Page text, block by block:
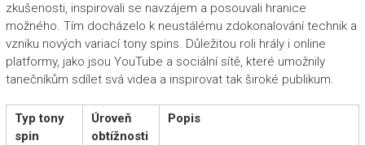
zkušenosti, inspirovali se navzájem a posouvali hranice
možného. Tím docházelo k neustálému zdokonalování technik a
vzniku nových variací tony spins. Důležitou roli hrály i online
platformy, jako jsou YouTube a sociální sítě, které umožnily
tanečníkům sdílet svá videa a inspirovat tak široké publikum.
Typ tony
spin
Úroveň
obtížnosti
Popis